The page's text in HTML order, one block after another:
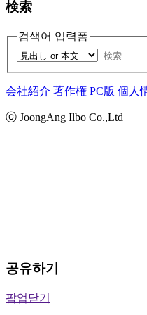
検索
검색어 입력폼
会社紹介 著作権 PC版 個人
ⓒ JoongAng Ilbo Co.,Ltd
공유하기
팝업닫기